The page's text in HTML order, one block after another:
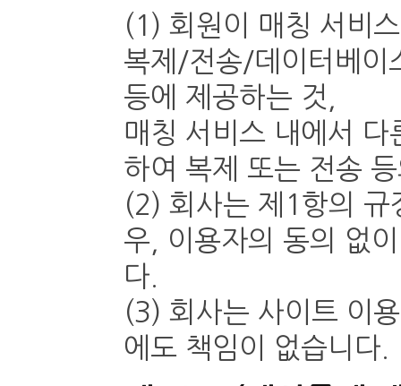
(1) 회원이 매칭 서비
복제/전송/데이터베이
등에 제공하는 것,
매칭 서비스 내에서
하여 복제 또는 전송
(2) 회사는 제1항의 규
우, 이용자의 동의 없
다.
(3) 회사는 사이트 이
에도 책임이 없습니다.